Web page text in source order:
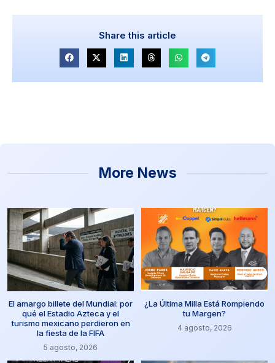
Share this article
More News
El amargo billete del Mundial: por
qué el Estadio Azteca y el
turismo mexicano perdieron en
la fiesta de la FIFA
5 agosto, 2026
¿La Última Milla Está Rompiendo
tu Margen?
4 agosto, 2026